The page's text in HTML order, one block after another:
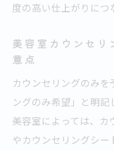
度の高い仕上がりにつ
美容室カウンセリ
意点
カウンセリングのみを
ングのみ希望」と明記
美容室によっては、カ
やカウンセリングシー